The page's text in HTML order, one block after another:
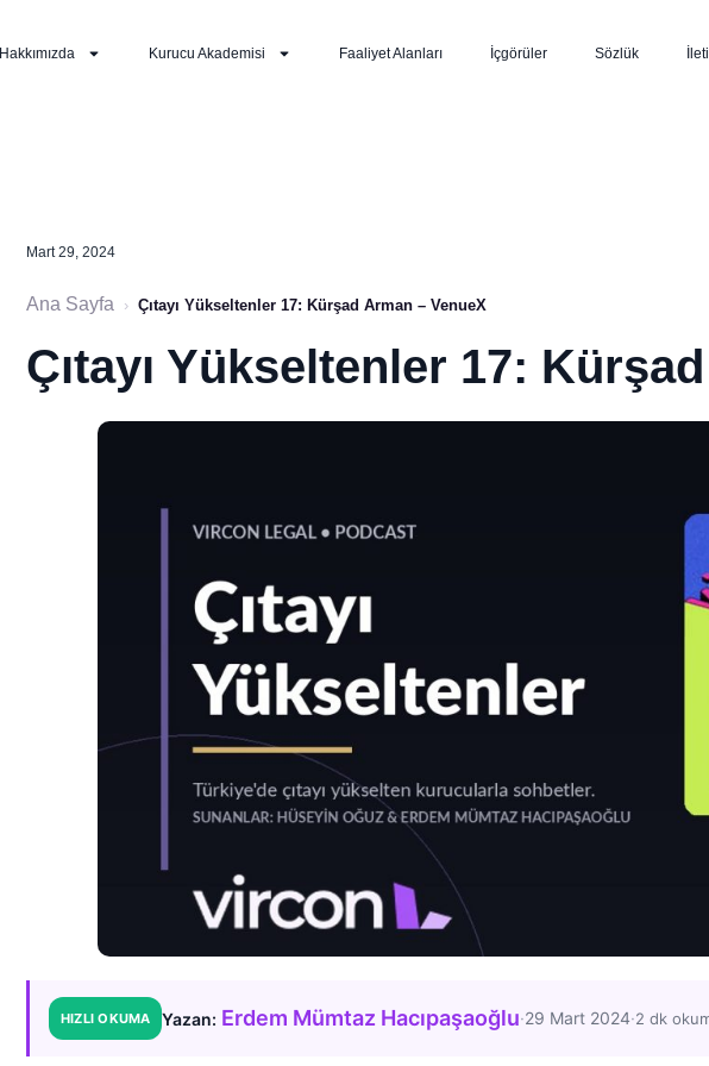
Hakkımızda Kurucu Akademisi Faaliyet Alanları İçgörüler Sözlük
Mart 29, 2024
Ana Sayfa › Çıtayı Yükseltenler 17: Kürşad Arman – VenueX
Çıtayı Yükseltenler 17:
HIZLI OKUMA Yazan: Erdem Mümtaz Hacıpaşaoğlu·29 Mart 2024·2 dk